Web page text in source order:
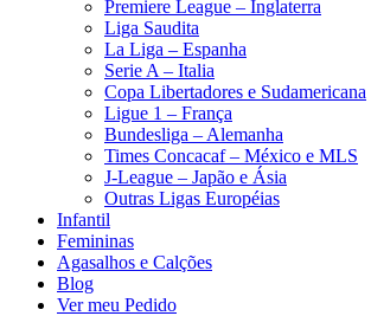
Premiere League – Inglaterra
Liga Saudita
La Liga – Espanha
Serie A – Italia
Copa Libertadores e Sudamericana
Ligue 1 – França
Bundesliga – Alemanha
Times Concacaf – México e MLS
J-League – Japão e Ásia
Outras Ligas Européias
Infantil
Femininas
Agasalhos e Calções
Blog
Ver meu Pedido